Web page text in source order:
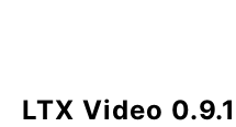
LTX Video 0.9.1